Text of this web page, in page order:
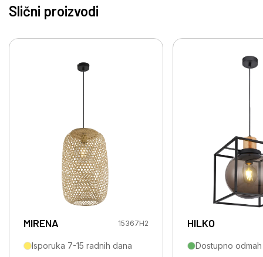
Slični proizvodi
MIRENA 15367H2
Isporuka 7-15 radnih dana
HILKO
Dostupno odmah